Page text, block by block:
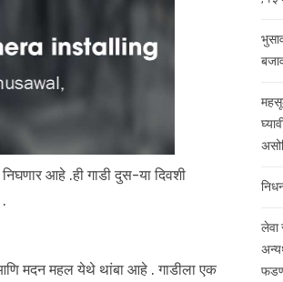
आहे .ही गाडी दुस-या दिवशी
मदन महल येथे थांबा आहे . गाडीला एक
लेवा